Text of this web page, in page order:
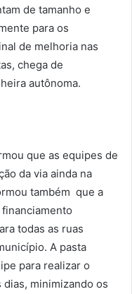
de tamanho e
para os
de melhoria nas
chega de
autônoma.
que as equipes de
da via ainda na
também que a
todas as ruas
A pasta
para realizar o
minimizando os